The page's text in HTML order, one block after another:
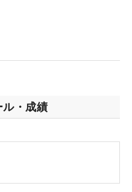
ル・成績